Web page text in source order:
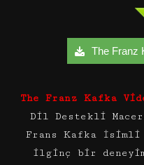
The Franz
The Franz Kafka
Dil Destekli
Frans Kafka İsimli
ilginç bir